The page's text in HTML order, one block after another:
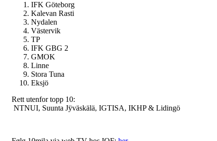
IFK Göteborg
Kalevan Rasti
Nydalen
Västervik
TP
IFK GBG 2
GMOK
Linne
Stora Tuna
Eksjö
Rett utenfor topp 10:
NTNUI, Suunta Jÿväskälä, IGTISA, IKHP & Lidingö